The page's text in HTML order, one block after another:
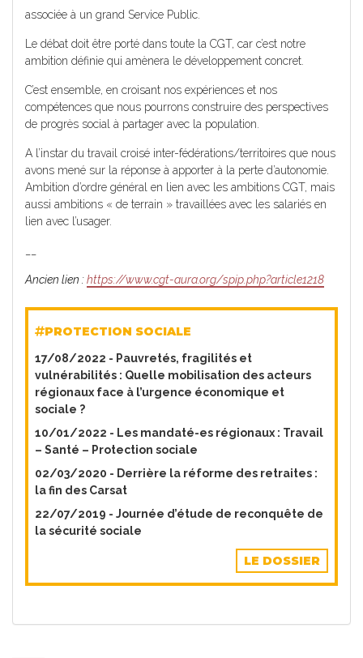
associée à un grand Service Public.
Le débat doit être porté dans toute la CGT, car c’est notre
ambition définie qui amènera le développement concret.
C’est ensemble, en croisant nos expériences et nos
compétences que nous pourrons construire des perspectives
de progrès social à partager avec la population.
A l’instar du travail croisé inter-fédérations/territoires que nous
avons mené sur la réponse à apporter à la perte d’autonomie.
Ambition d’ordre général en lien avec les ambitions CGT, mais
aussi ambitions « de terrain » travaillées avec les salariés en
lien avec l’usager.
Ancien lien :https://www.cgt-aura.org/spip.php?article1218
PROTECTION SOCIALE
17/08/2022 - Pauvretés, fragilités et
vulnérabilités : Quelle mobilisation des acteurs
régionaux face à l’urgence économique et
sociale ?
10/01/2022 - Les mandaté-es régionaux : Travail
– Santé – Protection sociale
02/03/2020 - Derrière la réforme des retraites :
la fin des Carsat
22/07/2019 - Journée d’étude de reconquête de
la sécurité sociale
LE DOSSIER